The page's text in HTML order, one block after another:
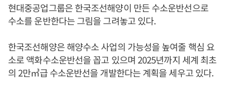
현대중공업그룹은 한국조선해양이 만든 수소운반선으로
수소를 운반한다는 그림을 그려놓고 있다.
한국조선해양은 해양수소 사업의 가능성을 높여줄 핵심 요
소로 액화수소운반선을 꼽고 있으며 2025년까지 세계 최초
의 2만㎥급 수소운반선을 개발한다는 계획을 세우고 있다.